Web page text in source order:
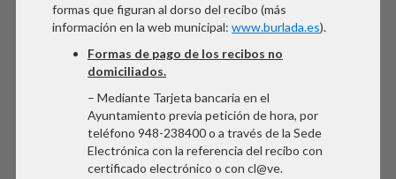
formas que figuran al dorso del recibo (más
información en la web municipal: www.burlada.es).
Formas de pago de los recibos no
domiciliados.
– Mediante Tarjeta bancaria en el
Ayuntamiento previa petición de hora, por
teléfono 948-238400 o a través de la Sede
Electrónica con la referencia del recibo con
certificado electrónico o con cl@ve.